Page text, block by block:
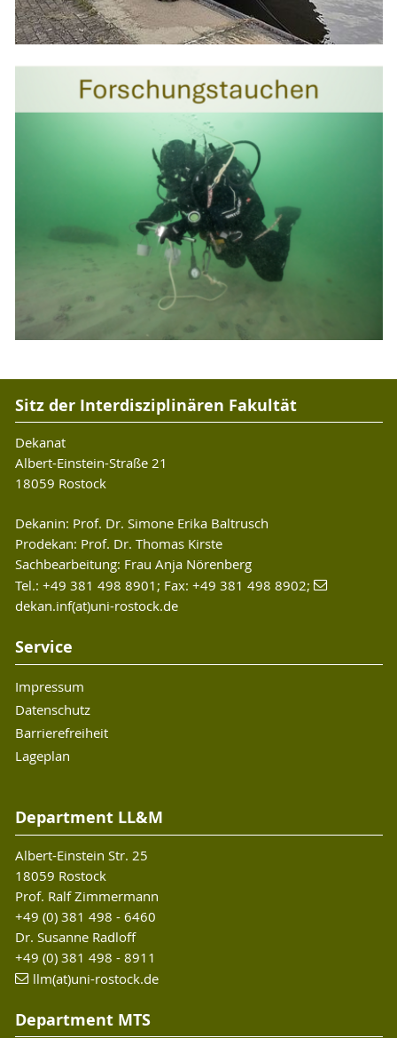
Sitz der Interdisziplinären Fakultät
Dekanat
Albert-Einstein-Straße 21
18059 Rostock
Dekanin: Prof. Dr. Simone Erika Baltrusch
Prodekan: Prof. Dr. Thomas Kirste
Sachbearbeitung: Frau Anja Nörenberg
Tel.: +49 381 498 8901; Fax: +49 381 498 8902;
dekan.inf(at)uni-rostock.de
Service
Impressum
Datenschutz
Barrierefreiheit
Lageplan
Department LL&M
Albert-Einstein Str. 25
18059 Rostock
Prof. Ralf Zimmermann
+49 (0) 381 498 - 6460
Dr. Susanne Radloff
+49 (0) 381 498 - 8911
llm(at)uni-rostock.de
Department MTS